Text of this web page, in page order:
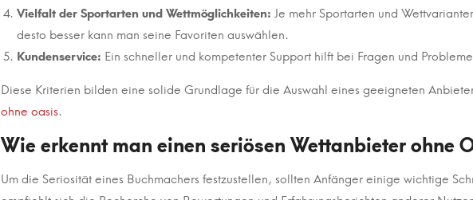
Vielfalt der Sportarten und Wettmöglichkeiten: Je mehr Sportarten und
desto besser kann man seine Favoriten auswählen.
Kundenservice: Ein schneller und kompetenter Support hilft bei Fragen und
Diese Kriterien bilden eine solide Grundlage für die Auswahl eines geeigneten
ohne oasis.
Wie erkennt man einen seriösen Wettanbieter ohne
Um die Seriosität eines Buchmachers festzustellen, sollten Anfänger einige wichtige